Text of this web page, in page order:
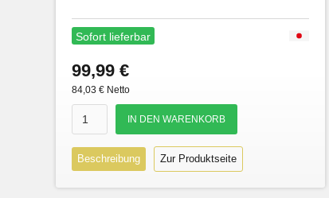
Sofort lieferbar
99,99 €
84,03 € Netto
Beschreibung Zur Produktseite